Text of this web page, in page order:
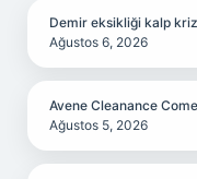
Demir eksikliği kalp
Ağustos 6, 2026
Avene Cleanance
Ağustos 5, 2026